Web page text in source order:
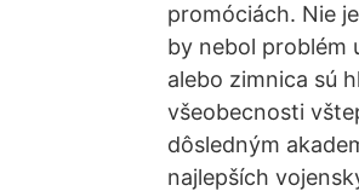
promóciách. Nie
by nebol problém
alebo zimnica sú
všeobecnosti
dôsledným
najlepších